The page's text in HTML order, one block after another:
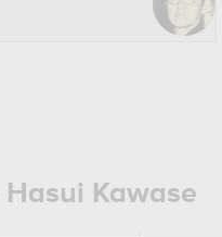
Kawase